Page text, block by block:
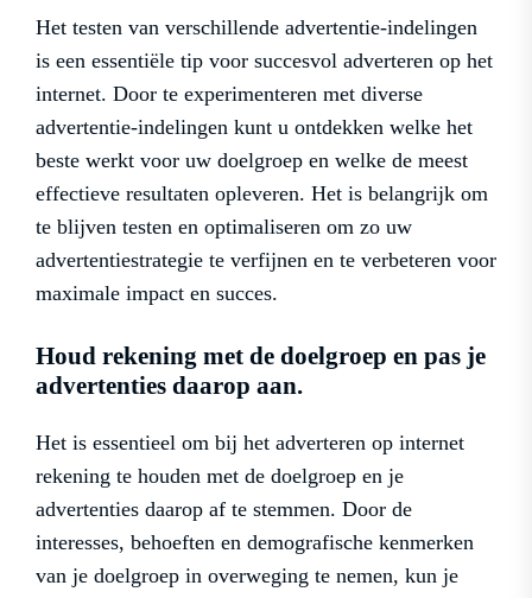
Het testen van verschillende advertentie-indelingen
is een essentiële tip voor succesvol adverteren op het
internet. Door te experimenteren met diverse
advertentie-indelingen kunt u ontdekken welke het
beste werkt voor uw doelgroep en welke de meest
effectieve resultaten opleveren. Het is belangrijk om
te blijven testen en optimaliseren om zo uw
advertentiestrategie te verfijnen en te verbeteren voor
maximale impact en succes.
Houd rekening met de doelgroep en pas je
advertenties daarop aan.
Het is essentieel om bij het adverteren op internet
rekening te houden met de doelgroep en je
advertenties daarop af te stemmen. Door de
interesses, behoeften en demografische kenmerken
van je doelgroep in overweging te nemen, kun je